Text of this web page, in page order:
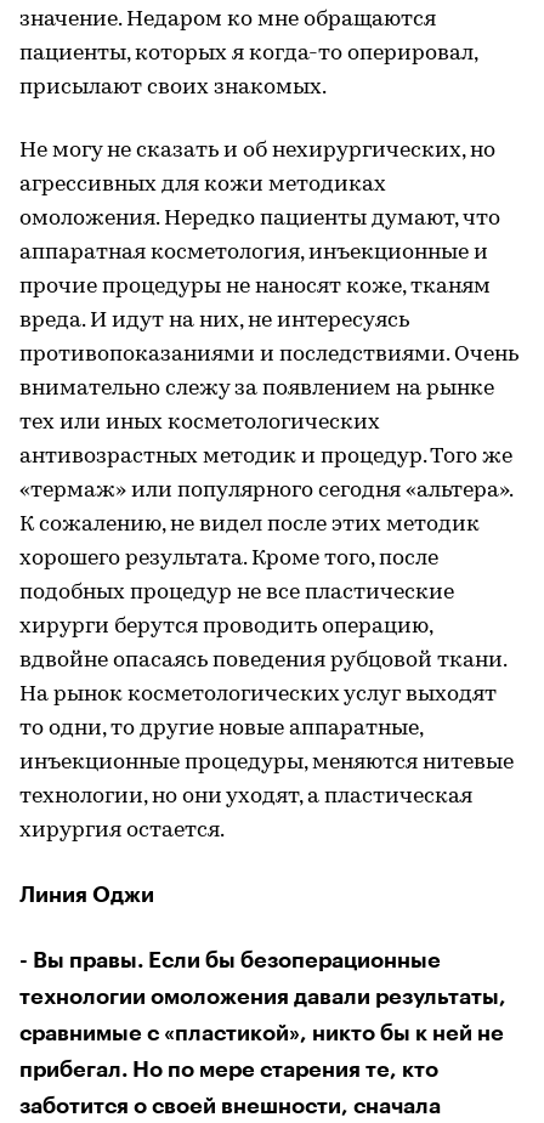
значение. Недаром ко мне обращаются
пациенты, которых я когда-то оперировал,
присылают своих знакомых.
Не могу не сказать и об нехирургических, но
агрессивных для кожи методиках
омоложения. Нередко пациенты думают, что
аппаратная косметология, инъекционные и
прочие процедуры не наносят коже, тканям
вреда. И идут на них, не интересуясь
противопоказаниями и последствиями. Очень
внимательно слежу за появлением на рынке
тех или иных косметологических
антивозрастных методик и процедур. Того же
«термаж» или популярного сегодня «альтера».
К сожалению, не видел после этих методик
хорошего результата. Кроме того, после
подобных процедур не все пластические
хирурги берутся проводить операцию,
вдвойне опасаясь поведения рубцовой ткани.
На рынок косметологических услуг выходят
то одни, то другие новые аппаратные,
инъекционные процедуры, меняются нитевые
технологии, но они уходят, а пластическая
хирургия остается.
Линия Оджи
- Вы правы. Если бы безоперационные
технологии омоложения давали результаты,
сравнимые с «пластикой», никто бы к ней не
прибегал. Но по мере старения те, кто
заботится о своей внешности, сначала